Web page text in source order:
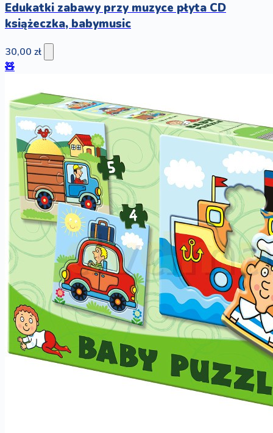
Edukatki zabawy przy muzyce płyta CD
książeczka, babymusic
30,00 zł
🧸